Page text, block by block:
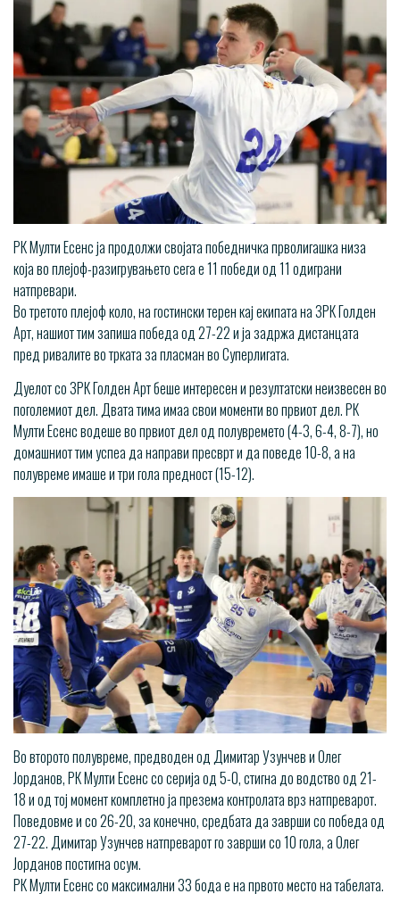
РК Мулти Есенс ја продолжи својата победничка прволигашка низа
која во плејоф-разигрувањето сега е 11 победи од 11 одиграни
натпревари.
Во третото плејоф коло, на гостински терен кај екипата на ЗРК Голден
Арт, нашиот тим запиша победа од 27-22 и ја задржа дистанцата
пред ривалите во трката за пласман во Суперлигата.
Дуелот со ЗРК Голден Арт беше интересен и резултатски неизвесен во
поголемиот дел. Двата тима имаа свои моменти во првиот дел. РК
Мулти Есенс водеше во првиот дел од полувремето (4-3, 6-4, 8-7), но
домашниот тим успеа да направи пресврт и да поведе 10-8, а на
полувреме имаше и три гола предност (15-12).
Во второто полувреме, предводен од Димитар Узунчев и Олег
Јорданов, РК Мулти Есенс со серија од 5-0, стигна до водство од 21-
18 и од тој момент комплетно ја презема контролата врз натпреварот.
Поведовме и со 26-20, за конечно, средбата да заврши со победа од
27-22. Димитар Узунчев натпреварот го заврши со 10 гола, а Олег
Јорданов постигна осум.
РК Мулти Есенс со максимални 33 бода е на првото место на табелата.